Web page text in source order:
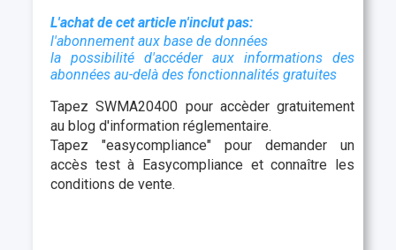
L'achat de cet article n'inclut pas:
l'abonnement aux base de données
la possibilité d'accéder aux informations des
abonnées au-delà des fonctionnalités gratuites
Tapez SWMA20400 pour accèder gratuitement
au blog d'information réglementaire.
Tapez "easycompliance" pour demander un
accès test à Easycompliance et connaître les
conditions de vente.